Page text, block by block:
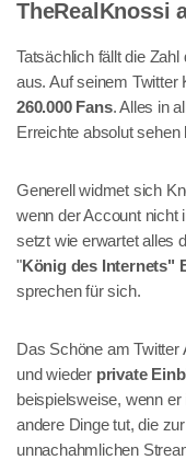
TheRealKnossi
Tatsächlich fällt die
aus. Auf seinem Twitter
260.000 Fans. Alles in
Erreichte absolut sehen
Generell widmet sich
wenn der Account nicht
setzt wie erwartet alles
"König des Internets"
sprechen für sich.
Das Schöne am
und wieder private
beispielsweise, wenn
andere Dinge tut, die
unnachahmlichen